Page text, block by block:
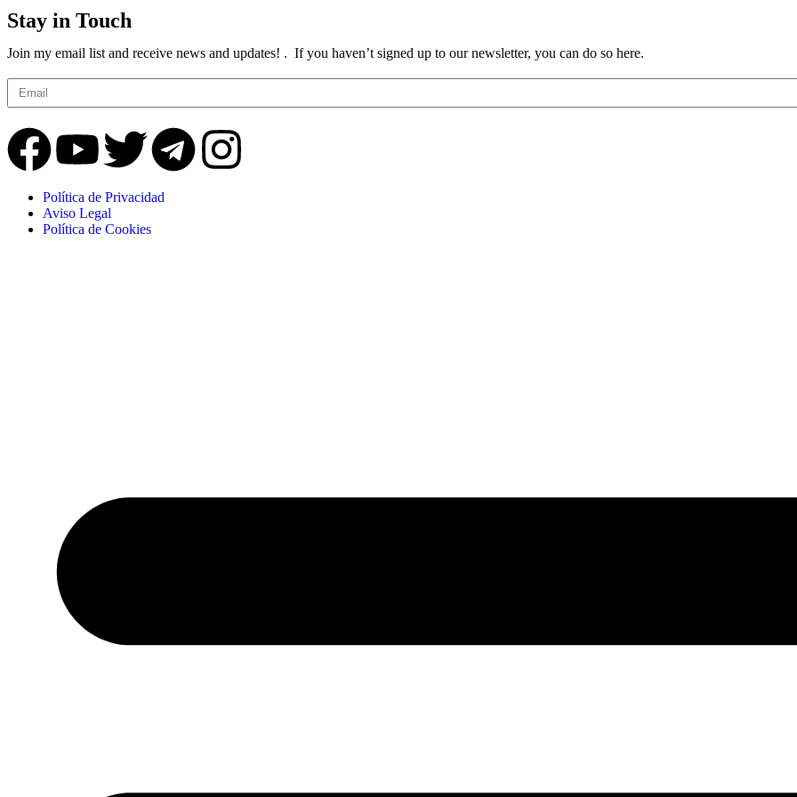
Stay in Touch
Join my email list and receive news and updates! . If you haven’t signed up to our newsletter, you can do so here.
Política de Privacidad
Aviso Legal
Política de Cookies